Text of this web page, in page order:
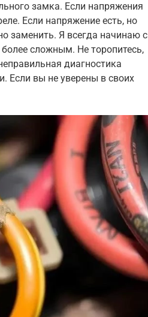
замка. Если напряжения
Если напряжение есть, но
заменить. Я всегда начинаю с
сложным. Не торопитесь,
диагностика
Если вы не уверены в своих